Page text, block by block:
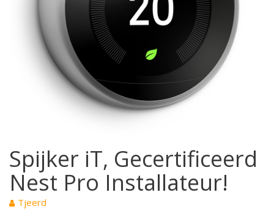
Spijker iT, Gecertificeerd
Nest Pro Installateur!
Tjeerd